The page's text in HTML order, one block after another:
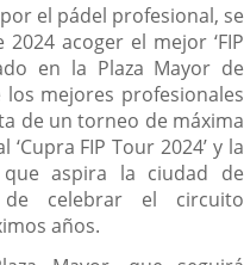
el pádel profesional, se
acoger el mejor ‘FIP
en la Plaza Mayor de
mejores profesionales
de un torneo de máxima
FIP Tour 2024’ y la
aspira la ciudad de
celebrar el circuito
años.